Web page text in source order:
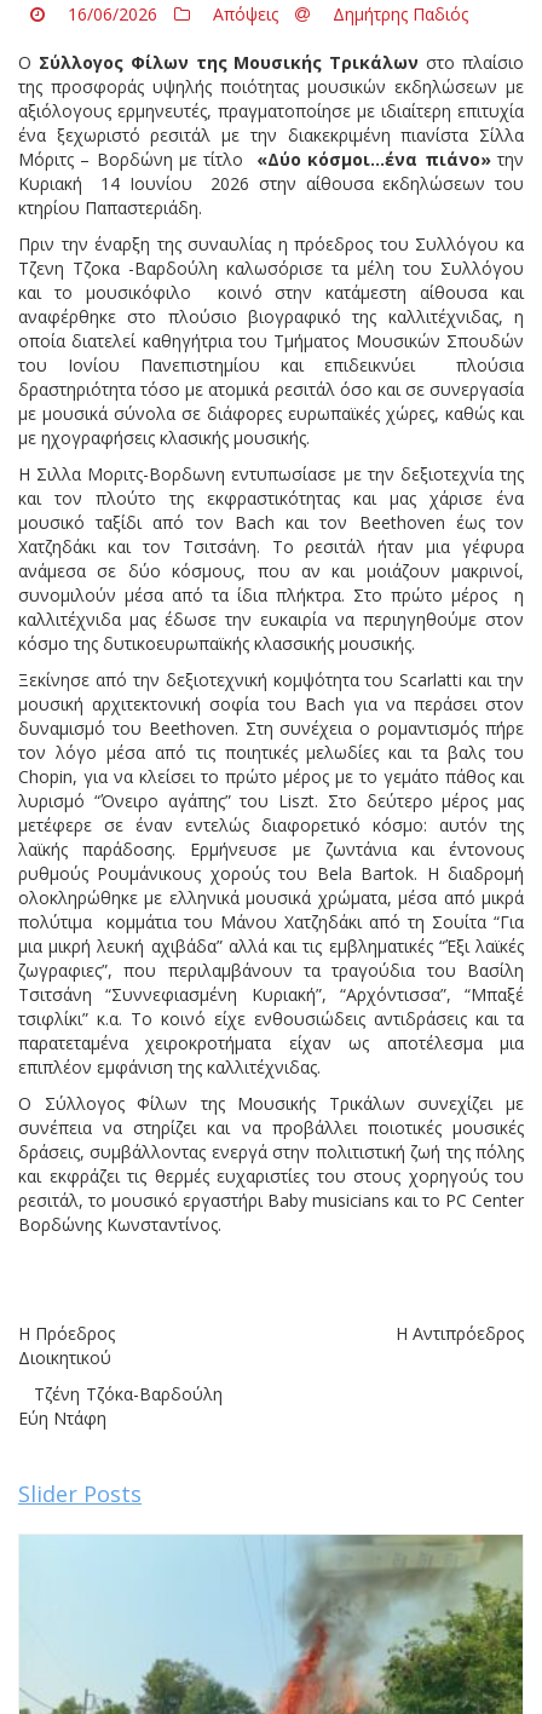
16/06/2026 Απόψεις Δημήτρης Παδιός
Ο Σύλλογος Φίλων της Μουσικής Τρικάλων στο πλαίσιο
της προσφοράς υψηλής ποιότητας μουσικών εκδηλώσεων με
αξιόλογους ερμηνευτές, πραγματοποίησε με ιδιαίτερη επιτυχία
ένα ξεχωριστό ρεσιτάλ με την διακεκριμένη πιανίστα Σίλλα
Μόριτς – Βορδώνη με τίτλο «Δύο κόσμοι…ένα πιάνο» την
Κυριακή 14 Ιουνίου
2026 στην αίθουσα εκδηλώσεων του
κτηρίου Παπαστεριάδη.
Πριν την έναρξη της συναυλίας η πρόεδρος του Συλλόγου κα
Τζενη Τζοκα -Βαρδούλη καλωσόρισε τα μέλη του Συλλόγου
και το μουσικόφιλο κοινό στην κατάμεστη αίθουσα και
αναφέρθηκε στο πλούσιο βιογραφικό της καλλιτέχνιδας, η
οποία διατελεί καθηγήτρια του Τμήματος Μουσικών Σπουδών
του Ιονίου Πανεπιστημίου και επιδεικνύει πλούσια
δραστηριότητα τόσο με ατομικά ρεσιτάλ όσο και σε συνεργασία
με μουσικά σύνολα σε διάφορες ευρωπαϊκές χώρες, καθώς και
με ηχογραφήσεις κλασικής μουσικής.
Η Σιλλα Μοριτς-Βορδωνη εντυπωσίασε με την δεξιοτεχνία της
και τον πλούτο της εκφραστικότητας και μας χάρισε ένα
μουσικό ταξίδι από τον Bach και τον Beethoven έως τον
Χατζηδάκι και τον Τσιτσάνη. Το ρεσιτάλ ήταν μια γέφυρα
ανάμεσα σε δύο κόσμους, που αν και μοιάζουν μακρινοί,
συνομιλούν μέσα από τα ίδια πλήκτρα. Στο πρώτο μέρος η
καλλιτέχνιδα μας έδωσε την ευκαιρία να περιηγηθούμε στον
κόσμο της δυτικοευρωπαϊκής κλασσικής μουσικής.
Ξεκίνησε από την δεξιοτεχνική κομψότητα του Scarlatti και την
μουσική αρχιτεκτονική σοφία του Bach για να περάσει στον
δυναμισμό του Beethoven. Στη συνέχεια ο ρομαντισμός πήρε
τον λόγο μέσα από τις ποιητικές μελωδίες και τα βαλς του
Chopin, για να κλείσει το πρώτο μέρος με το γεμάτο πάθος και
λυρισμό “Όνειρο αγάπης” του Liszt. Στο δεύτερο μέρος μας
μετέφερε σε έναν εντελώς διαφορετικό κόσμο: αυτόν της
λαϊκής παράδοσης. Ερμήνευσε με ζωντάνια και έντονους
ρυθμούς Ρουμάνικους χορούς του Bela Bartok. Η διαδρομή
ολοκληρώθηκε με ελληνικά μουσικά χρώματα, μέσα από μικρά
πολύτιμα κομμάτια του Μάνου Χατζηδάκι από τη Σουίτα “Για
μια μικρή λευκή αχιβάδα” αλλά και τις εμβληματικές “Έξι λαϊκές
ζωγραφιες”, που περιλαμβάνουν τα τραγούδια του Βασίλη
Τσιτσάνη “Συννεφιασμένη Κυριακή”, “Αρχόντισσα”, “Μπαξέ
τσιφλίκι” κ.α. Το κοινό είχε ενθουσιώδεις αντιδράσεις και τα
παρατεταμένα χειροκροτήματα είχαν ως αποτέλεσμα μια
επιπλέον εμφάνιση της καλλιτέχνιδας.
Ο Σύλλογος Φίλων της Μουσικής Τρικάλων συνεχίζει με
συνέπεια να στηρίζει και να προβάλλει ποιοτικές μουσικές
δράσεις, συμβάλλοντας ενεργά στην πολιτιστική ζωή της πόλης
και εκφράζει τις θερμές ευχαριστίες του στους χορηγούς του
ρεσιτάλ, το μουσικό εργαστήρι Baby musicians και το PC Center
Βορδώνης Κωνσταντίνος.
Η Πρόεδρος Η Αντιπρόεδρος
Διοικητικού
Τζένη Τζόκα-Βαρδούλη
Εύη Ντάφη
Slider Posts